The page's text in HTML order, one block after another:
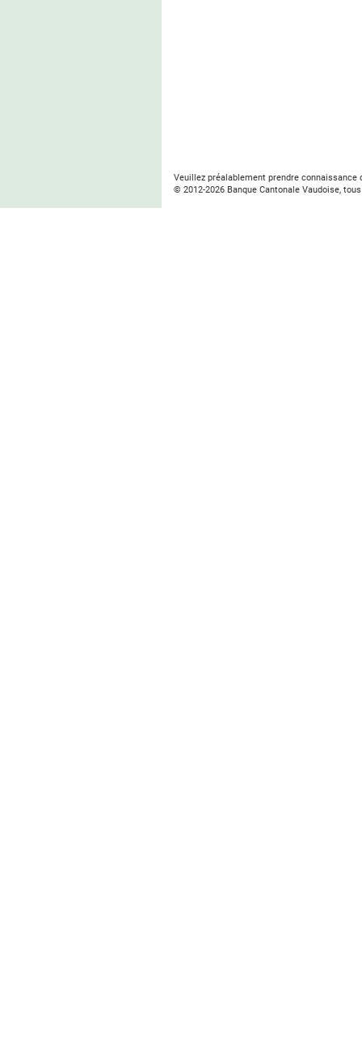
Veuillez préalablement prendre connaissance
© 2012-2026 Banque Cantonale Vaudoise,